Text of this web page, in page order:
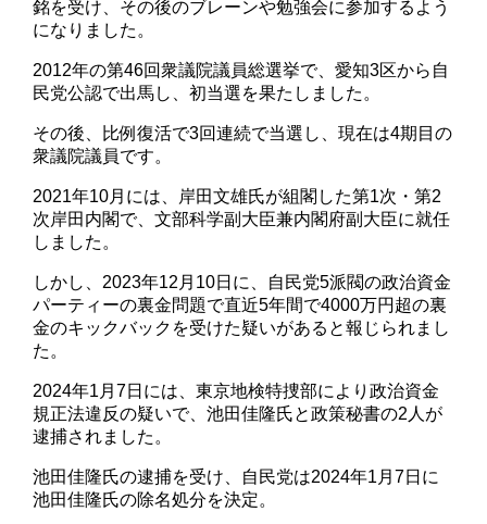
銘を受け、その後のブレーンや勉強会に参加するよう
になりました。
2012年の第46回衆議院議員総選挙で、愛知3区から自
民党公認で出馬し、初当選を果たしました。
その後、比例復活で3回連続で当選し、現在は4期目の
衆議院議員です。
2021年10月には、岸田文雄氏が組閣した第1次・第2
次岸田内閣で、文部科学副大臣兼内閣府副大臣に就任
しました。
しかし、2023年12月10日に、自民党5派閥の政治資金
パーティーの裏金問題で直近5年間で4000万円超の裏
金のキックバックを受けた疑いがあると報じられまし
た。
2024年1月7日には、東京地検特捜部により政治資金
規正法違反の疑いで、池田佳隆氏と政策秘書の2人が
逮捕されました。
池田佳隆氏の逮捕を受け、自民党は2024年1月7日に
池田佳隆氏の除名処分を決定。